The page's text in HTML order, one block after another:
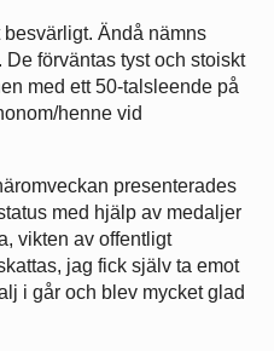
Ändå nämns
förväntas tyst och stoiskt
med ett 50-talsleende på
henne vid
presenterades
med hjälp av medaljer
vikten av offentligt
jag fick själv ta emot
i går och blev mycket glad